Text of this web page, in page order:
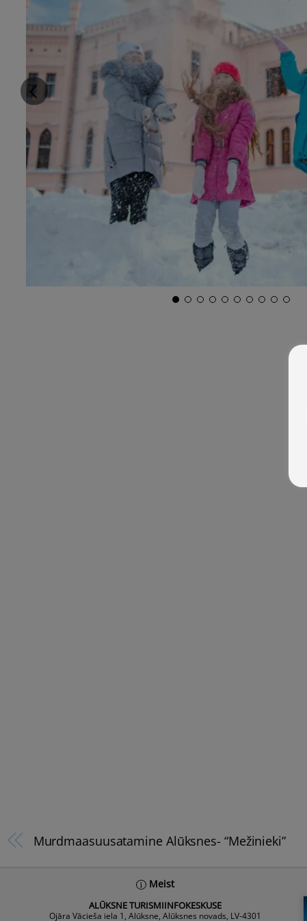
Murdmaasuusatamine Alūksnes- “Mežinieki”
Meist
ALŪKSNE TURISMIINFOKESKUSE
Ojāra Vācieša iela 1, Alūksne, Alūksnes novads, LV-4301